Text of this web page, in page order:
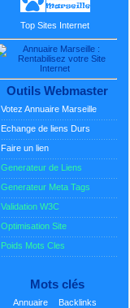
Top Sites Internet
Outils Webmaster
Votez Annuaire Marseille
Echange de liens Durs
Faire un lien
Generateur de Liens
Generateur Meta Tags
Validation W3C
Optimisation Site
Poids Mots Cles
Mots clés
Annuaire
Backlinks